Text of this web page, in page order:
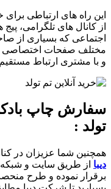
این راه های ارتباطی برای
از کانال های تلگرامی،
اجتماعی که بسیاری از
مختلف صفحات اختصاصی
و با مشتری ارتباط
سفارش چاپ
تولد :
همچنین شما عزیزان در
دیبا از طریق سایت و
برقرار نموده و طرح